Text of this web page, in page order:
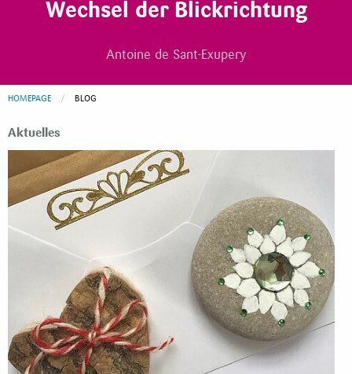
Wechsel der Blickrichtung
Antoine de Sant-Exupery
HOMEPAGE CURRENT:
BLOG
Aktuelles